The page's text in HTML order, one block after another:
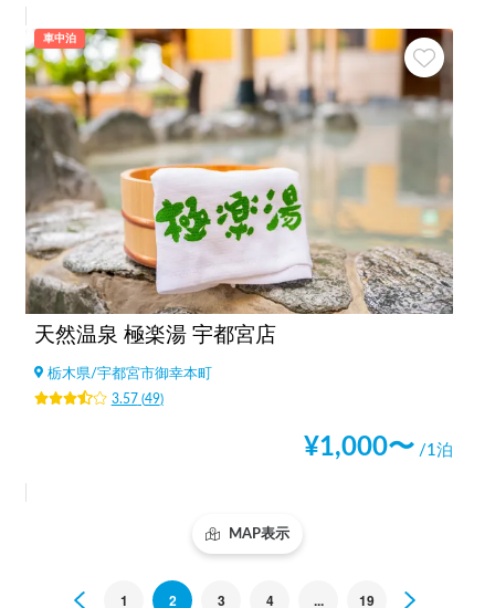
車中泊
天然温泉 極楽湯 宇都宮店
栃木県/宇都宮市御幸本町
3.57(49)
¥1,000〜 /1泊
MAP表示
Previous
1 2 3 4 ... 19